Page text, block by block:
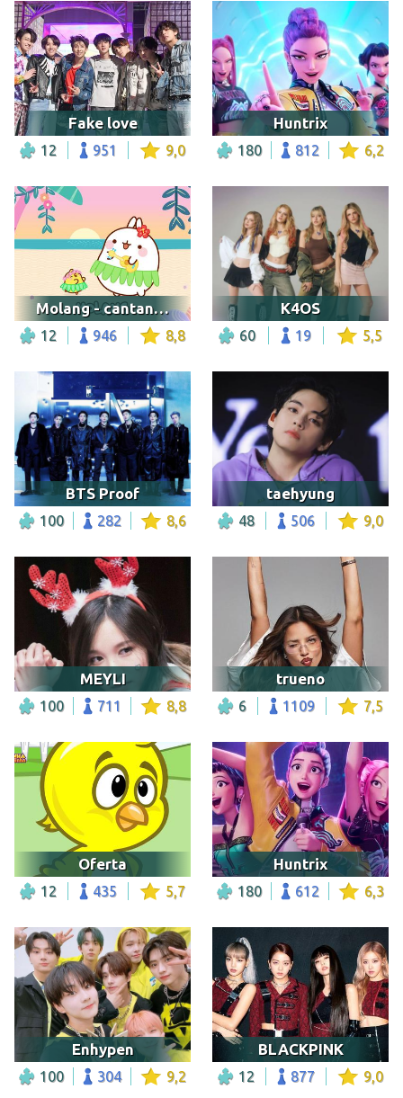
Fake love
12 951 9,0
Huntrix
180 812 6,2
Molang - cantando na praia
12 946 8,8
K4OS
60 19 5,5
BTS Proof
100 282 8,6
taehyung
48 506 9,0
MEYLI
100 711 8,8
trueno
6 1109 7,5
Oferta
12 435 5,7
Huntrix
180 612 6,3
Enhypen
100 304 9,2
BLACKPINK
12 877 9,0